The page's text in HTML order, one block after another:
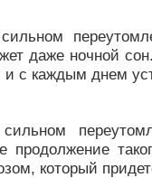
даже ночной
и с каждым днем
продолжение
который